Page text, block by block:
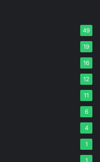
49
19
16
12
11
6
4
1